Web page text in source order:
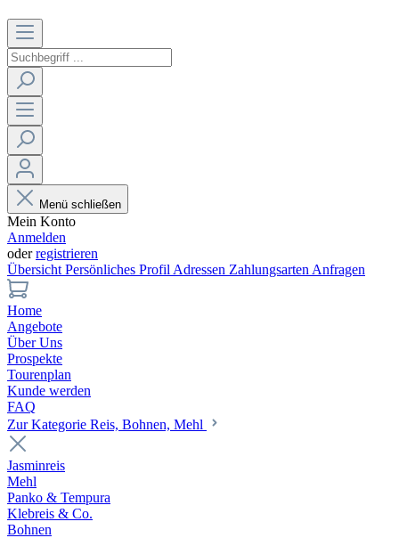
Menü schließen
Mein Konto
Anmelden
oderregistrieren
Übersicht Persönliches Profil Adressen Zahlungsarten Anfragen
Home
Angebote
Über Uns
Prospekte
Tourenplan
Kunde werden
FAQ
Zur Kategorie Reis, Bohnen, Mehl
Jasminreis
Mehl
Panko & Tempura
Klebreis & Co.
Bohnen